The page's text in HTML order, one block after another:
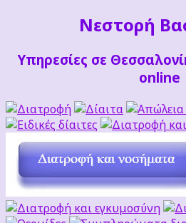
Νεστορή
Υπηρεσίες σε
online